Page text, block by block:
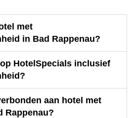
met
in Bad Rappenau?
HotelSpecials inclusief
aan hotel met
Rappenau?